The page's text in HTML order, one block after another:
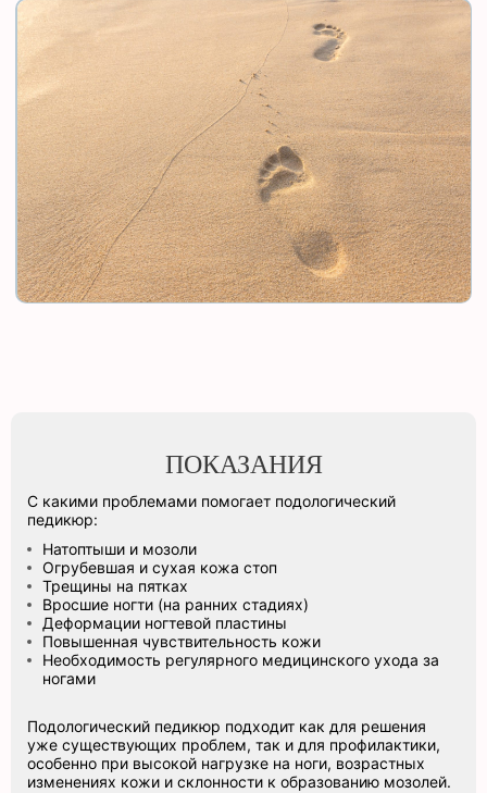
ПОКАЗАНИЯ
С какими проблемами помогает подологический
педикюр:
Натоптыши и мозоли
Огрубевшая и сухая кожа стоп
Трещины на пятках
Вросшие ногти (на ранних стадиях)
Деформации ногтевой пластины
Повышенная чувствительность кожи
Необходимость регулярного медицинского ухода за
ногами
Подологический педикюр подходит как для решения
уже существующих проблем, так и для профилактики,
особенно при высокой нагрузке на ноги, возрастных
изменениях кожи и склонности к образованию мозолей.